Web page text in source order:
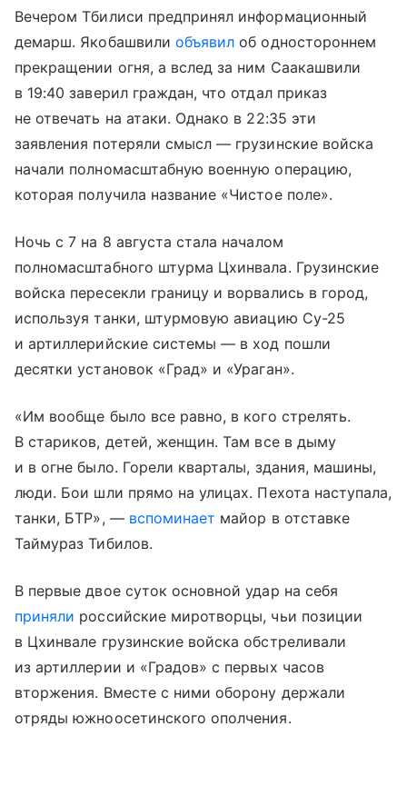
Вечером Тбилиси предпринял информационный
демарш. Якобашвили объявил об одностороннем
прекращении огня, а вслед за ним Саакашвили
в 19:40 заверил граждан, что отдал приказ
не отвечать на атаки. Однако в 22:35 эти
заявления потеряли смысл — грузинские войска
начали полномасштабную военную операцию,
которая получила название «Чистое поле».
Ночь с 7 на 8 августа стала началом
полномасштабного штурма Цхинвала. Грузинские
войска пересекли границу и ворвались в город,
используя танки, штурмовую авиацию Су-25
и артиллерийские системы — в ход пошли
десятки установок «Град» и «Ураган».
«Им вообще было все равно, в кого стрелять.
В стариков, детей, женщин. Там все в дыму
и в огне было. Горели кварталы, здания, машины,
люди. Бои шли прямо на улицах. Пехота наступала,
танки, БТР», — вспоминает майор в отставке
Таймураз Тибилов.
В первые двое суток основной удар на себя
приняли российские миротворцы, чьи позиции
в Цхинвале грузинские войска обстреливали
из артиллерии и «Градов» с первых часов
вторжения. Вместе с ними оборону держали
отряды южноосетинского ополчения.